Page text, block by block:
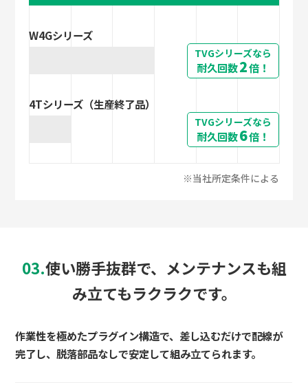
W4Gシリーズ
TVGシリーズなら
耐久回数2倍！
4Tシリーズ（生産終了品）
TVGシリーズなら
耐久回数6倍！
※当社所定条件による
03.使い勝手抜群で、メンテナンスも組
み立てもラクラクです。
作業性を極めたプラグイン構造で、差し込むだけで配線が
完了し、脱落部品なしで安定して組み立てられます。